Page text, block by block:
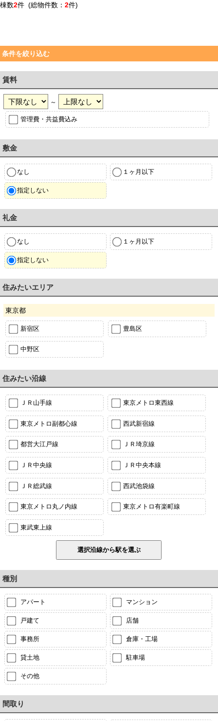
棟数2件 (総物件数： 2件)
条件を絞り込む
賃料
～
管理費・共益費込み
敷金
なし １ヶ月以下
指定しない
礼金
なし １ヶ月以下
指定しない
住みたいエリア
東京都
新宿区 豊島区
中野区
住みたい沿線
ＪＲ山手線 東京メトロ東西線
東京メトロ副都心線 西武新宿線
都営大江戸線 ＪＲ埼京線
ＪＲ中央線 ＪＲ中央本線
ＪＲ総武線 西武池袋線
東京メトロ丸ノ内線 東京メトロ有楽町線
東武東上線
種別
アパート マンション
戸建て 店舗
事務所 倉庫・工場
貸土地 駐車場
その他
間取り